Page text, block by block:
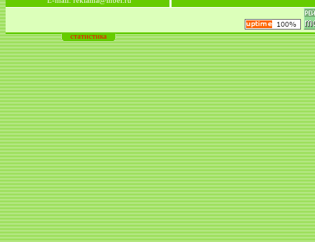
статистика